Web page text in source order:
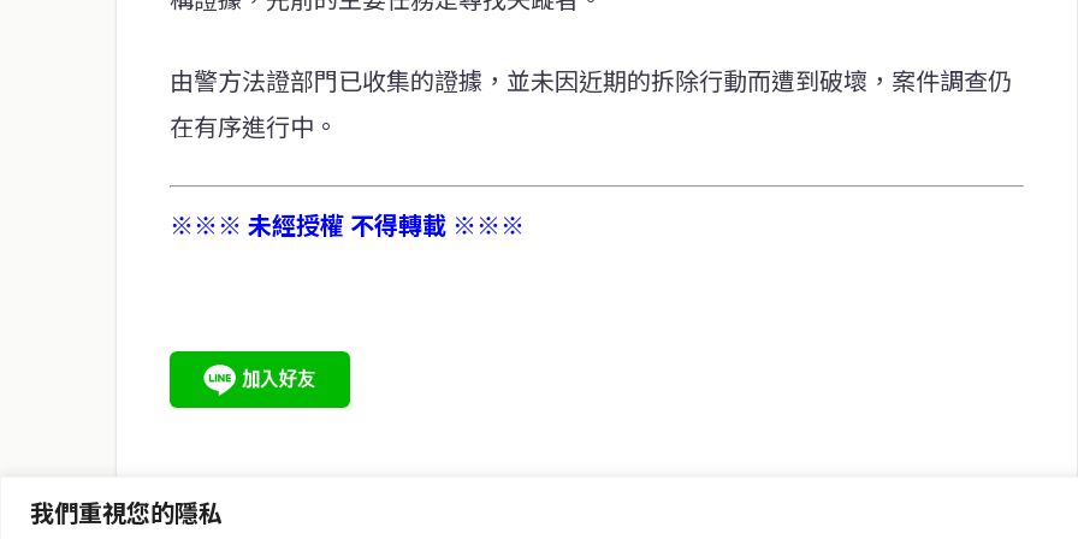
我們重視您的隱私
由警方法證部門已收集的證據，並未因近期的拆除行動而遭到破壞，案件調查仍
在有序進行中。
※※※ 未經授權 不得轉載 ※※※
泰國當地政治、經濟、華人社群與社會時事，為在泰華人讀者提供即
時、客觀、多元的中文新聞內容。